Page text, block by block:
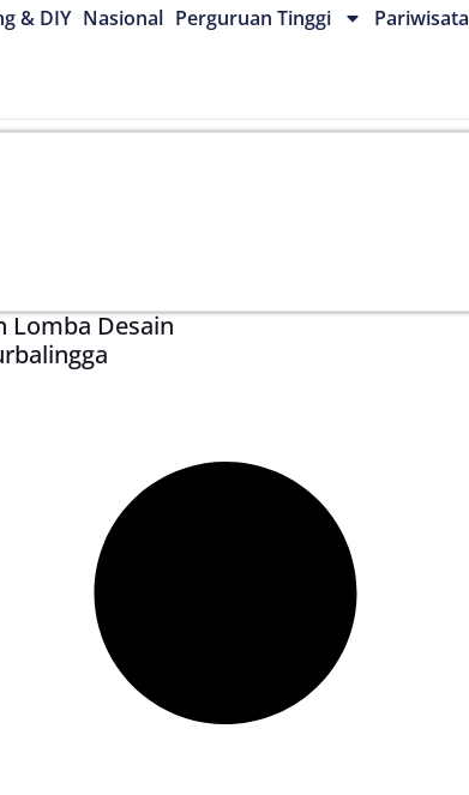
& DIY Nasional Perguruan Tinggi Pariwisata
Lomba Desain